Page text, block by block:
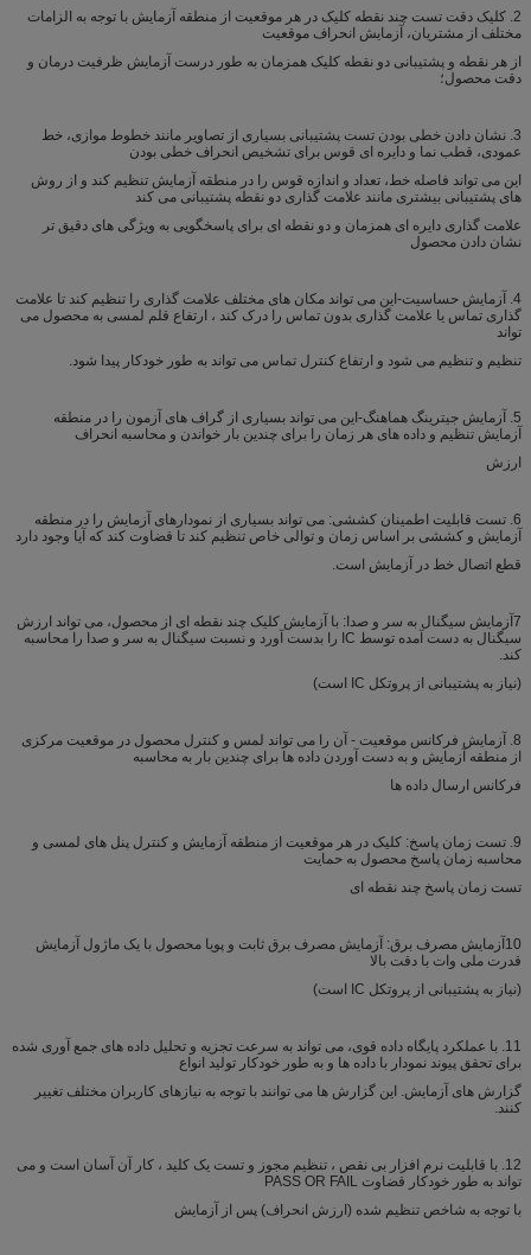
2. کلیک دقت تست چند نقطه کلیک در هر موقعیت از منطقه آزمایش با توجه به الزامات
مختلف از مشتریان، آزمایش انحراف موقعیت
از هر نقطه و پشتیبانی دو نقطه کلیک همزمان به طور درست آزمایش ظرفیت درمان و
دقت محصول؛
3. نشان دادن خطی بودن تست پشتیبانی بسیاری از تصاویر مانند خطوط موازی، خط
عمودی، قطب نما و دایره ای قوس برای تشخیص انحراف خطی بودن
این می تواند فاصله خط، تعداد و اندازه قوس را در منطقه آزمایش تنظیم کند و از روش
های پشتیبانی بیشتری مانند علامت گذاری دو نقطه پشتیبانی می کند
علامت گذاری دایره ای همزمان و دو نقطه ای برای پاسخگویی به ویژگی های دقیق تر
نشان دادن محصول
4. آزمایش حساسیت-این می تواند مکان های مختلف علامت گذاری را تنظیم کند تا علامت
گذاری تماس یا علامت گذاری بدون تماس را درک کند ، ارتفاع قلم لمسی به محصول می
تواند
تنظیم و تنظیم می شود و ارتفاع کنترل تماس می تواند به طور خودکار پیدا شود.
5. آزمایش جیترینگ هماهنگ-این می تواند بسیاری از گراف های آزمون را در منطقه
آزمایش تنظیم و داده های هر زمان را برای چندین بار خواندن و محاسبه انحراف
ارزش
6. تست قابلیت اطمینان کششی: می تواند بسیاری از نمودارهای آزمایش را در منطقه
آزمایش و کششی بر اساس زمان و توالی خاص تنظیم کند تا قضاوت کند که آیا وجود دارد
قطع اتصال خط در آزمایش است.
7آزمایش سیگنال به سر و صدا: با آزمایش کلیک چند نقطه ای از محصول، می تواند ارزش
سیگنال به دست آمده توسط IC را بدست آورد و نسبت سیگنال به سر و صدا را محاسبه
کند.
(نیاز به پشتیبانی از پروتکل IC است)
8. آزمایش فرکانس موقعیت - آن را می تواند لمس و کنترل محصول در موقعیت مرکزی
از منطقه آزمایش و به دست آوردن داده ها برای چندین بار به محاسبه
فرکانس ارسال داده ها
9. تست زمان پاسخ: کلیک در هر موقعیت از منطقه آزمایش و کنترل پنل های لمسی و
محاسبه زمان پاسخ محصول به حمایت
تست زمان پاسخ چند نقطه ای
10آزمایش مصرف برق: آزمایش مصرف برق ثابت و پویا محصول با یک ماژول آزمایش
قدرت ملی وات با دقت بالا
(نیاز به پشتیبانی از پروتکل IC است)
11. با عملکرد پایگاه داده قوی، می تواند به سرعت تجزیه و تحلیل داده های جمع آوری شده
برای تحقق پیوند نمودار با داده ها و به طور خودکار تولید انواع
گزارش های آزمایش. این گزارش ها می توانند با توجه به نیازهای کاربران مختلف تغییر
کنند.
12. با قابلیت نرم افزار بی نقص ، تنظیم مجوز و تست یک کلید ، کار آن آسان است و می
تواند به طور خودکار قضاوت PASS OR FAIL
با توجه به شاخص تنظیم شده (ارزش انحراف) پس از آزمایش